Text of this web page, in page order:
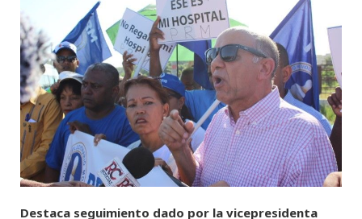
Destaca seguimiento dado por la vicepresidenta